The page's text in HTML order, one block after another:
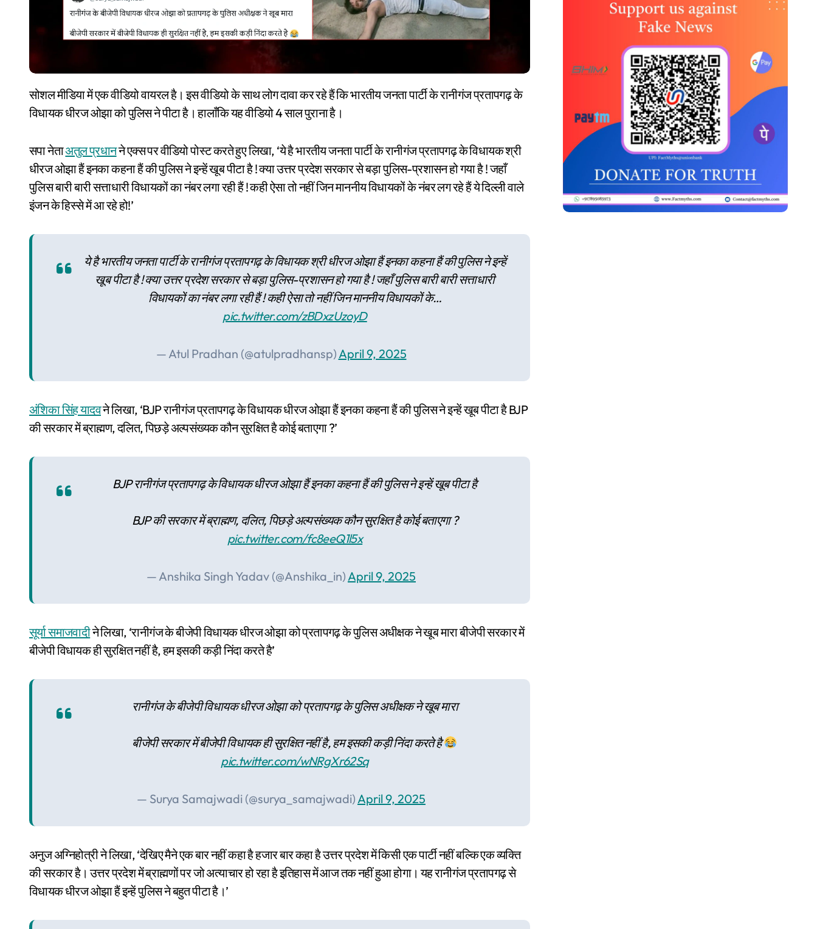
सोशल मीडिया में एक वीडियो वायरल है। इस वीडियो के साथ लोग दावा कर रहे हैं कि भारतीय जनता पार्टी के रानीगंज प्रतापगढ़ के
विधायक धीरज ओझा को पुलिस ने पीटा है। हालाँकि यह वीडियो 4 साल पुराना है।
सपा नेताअतुल प्रधानने एक्स पर वीडियो पोस्ट करते हुए लिखा, ‘ये है भारतीय जनता पार्टी के रानीगंज प्रतापगढ़ के विधायक श्री
धीरज ओझा हैं इनका कहना हैं की पुलिस ने इन्हें खूब पीटा है ! क्या उत्तर प्रदेश सरकार से बड़ा पुलिस-प्रशासन हो गया है ! जहाँ
पुलिस बारी बारी सत्ताधारी विधायकों का नंबर लगा रही हैं ! कही ऐसा तो नहीं जिन माननीय विधायकों के नंबर लग रहे हैं ये दिल्ली वाले
इंजन के हिस्से में आ रहे हो!’
ये है भारतीय जनता पार्टी के रानीगंज प्रतापगढ़ के विधायक श्री धीरज ओझा हैं इनका कहना हैं की पुलिस ने इन्हें
खूब पीटा है ! क्या उत्तर प्रदेश सरकार से बड़ा पुलिस-प्रशासन हो गया है ! जहाँ पुलिस बारी बारी सत्ताधारी
विधायकों का नंबर लगा रही हैं ! कही ऐसा तो नहीं जिन माननीय विधायकों के…
pic.twitter.com/zBDxzUzoyD
— Atul Pradhan (@atulpradhansp)April 9, 2025
अंशिका सिंह यादवने लिखा, ‘BJP रानीगंज प्रतापगढ़ के विधायक धीरज ओझा हैं इनका कहना हैं की पुलिस ने इन्हें खूब पीटा है BJP
की सरकार में ब्राह्मण, दलित, पिछड़े अल्पसंख्यक कौन सुरक्षित है कोई बताएगा ?’
BJP रानीगंज प्रतापगढ़ के विधायक धीरज ओझा हैं इनका कहना हैं की पुलिस ने इन्हें खूब पीटा है
BJP की सरकार में ब्राह्मण, दलित, पिछड़े अल्पसंख्यक कौन सुरक्षित है कोई बताएगा ?
pic.twitter.com/fc8eeQ1l5x
— Anshika Singh Yadav (@Anshika_in)April 9, 2025
सूर्या समाजवादीने लिखा, ‘रानीगंज के बीजेपी विधायक धीरज ओझा को प्रतापगढ़ के पुलिस अधीक्षक ने खूब मारा बीजेपी सरकार में
बीजेपी विधायक ही सुरक्षित नहीं है, हम इसकी कड़ी निंदा करते है’
रानीगंज के बीजेपी विधायक धीरज ओझा को प्रतापगढ़ के पुलिस अधीक्षक ने खूब मारा
बीजेपी सरकार में बीजेपी विधायक ही सुरक्षित नहीं है, हम इसकी कड़ी निंदा करते है
pic.twitter.com/wNRgXr62Sq
— Surya Samajwadi (@surya_samajwadi)April 9, 2025
अनुज अग्निहोत्री ने लिखा, ‘देखिए मैने एक बार नहीं कहा है हजार बार कहा है उत्तर प्रदेश में किसी एक पार्टी नहीं बल्कि एक व्यक्ति
की सरकार है। उत्तर प्रदेश में ब्राह्मणों पर जो अत्याचार हो रहा है इतिहास में आज तक नहीं हुआ होगा। यह रानीगंज प्रतापगढ़ से
विधायक धीरज ओझा हैं इन्हें पुलिस ने बहुत पीटा है।’